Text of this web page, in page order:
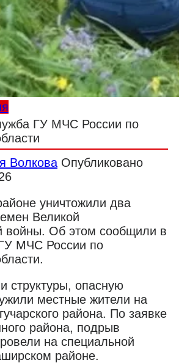
ГУ МЧС России по
Волкова Опубликовано
уничтожили два
Великой
войны. Об этом сообщили в
МЧС России по
структуры, опасную
местные жители на
района. По заявке
района, подрыв
на специальной
районе.